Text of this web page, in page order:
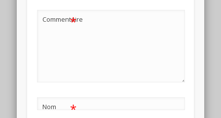
Commentaire
*
Nom *